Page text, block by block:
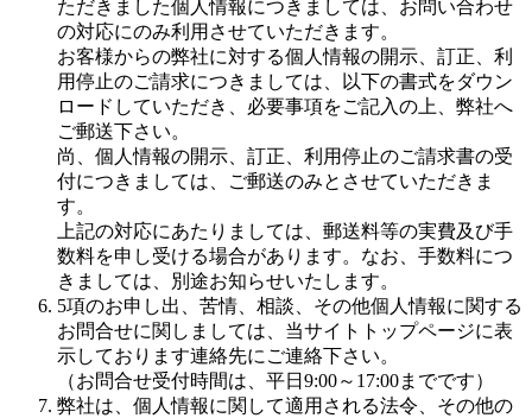
ただきました個人情報につきましては、お問い合わせ
の対応にのみ利用させていただきます。
お客様からの弊社に対する個人情報の開示、訂正、利
用停止のご請求につきましては、以下の書式をダウン
ロードしていただき、必要事項をご記入の上、弊社へ
ご郵送下さい。
尚、個人情報の開示、訂正、利用停止のご請求書の受
付につきましては、ご郵送のみとさせていただきま
す。
上記の対応にあたりましては、郵送料等の実費及び手
数料を申し受ける場合があります。なお、手数料につ
きましては、別途お知らせいたします。
5項のお申し出、苦情、相談、その他個人情報に関する
お問合せに関しましては、当サイトトップページに表
示しております連絡先にご連絡下さい。
（お問合せ受付時間は、平日9:00～17:00までです）
弊社は、個人情報に関して適用される法令、その他の